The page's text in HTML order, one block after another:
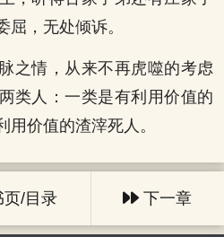
屈，无处倾诉。
之情，从来不再虎噬的考虑
类人：一类是有利用价值的
价值的渣滓死人。
页/目录 下一章